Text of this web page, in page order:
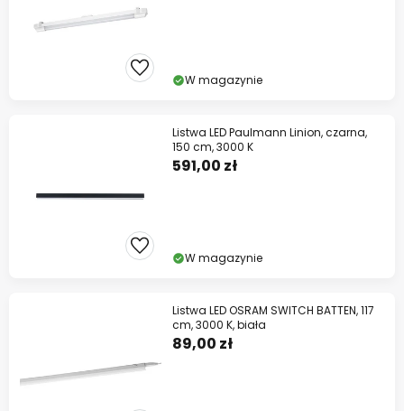
W magazynie
Listwa LED Paulmann Linion, czarna,
150 cm, 3000 K
591,00 zł
W magazynie
Listwa LED OSRAM SWITCH BATTEN, 117
cm, 3000 K, biała
89,00 zł